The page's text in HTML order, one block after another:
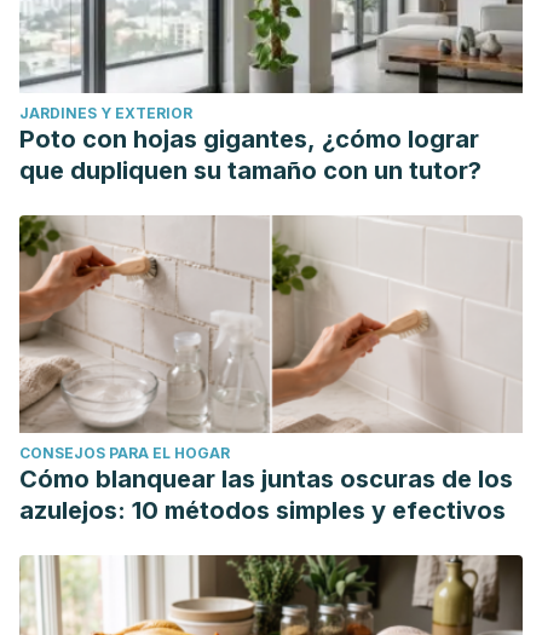
JARDINES Y EXTERIOR
Poto con hojas gigantes, ¿cómo lograr
que dupliquen su tamaño con un tutor?
CONSEJOS PARA EL HOGAR
Cómo blanquear las juntas oscuras de los
azulejos: 10 métodos simples y efectivos